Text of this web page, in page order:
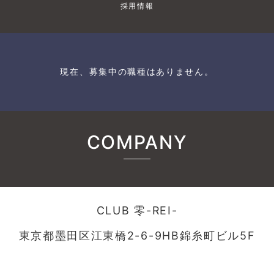
採用情報
現在、募集中の職種はありません。
COMPANY
CLUB 零-REI-
東京都墨田区江東橋2-6-9HB錦糸町ビル5F